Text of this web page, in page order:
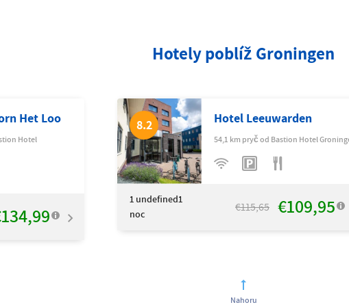
Hotely poblíž Groningen
Het Loo
Hotel
8.2 Hotel Leeuwarden
54,1 km pryč od Bastion Hotel
1 undefined1
noc
€115,65 €109,95
Nahoru